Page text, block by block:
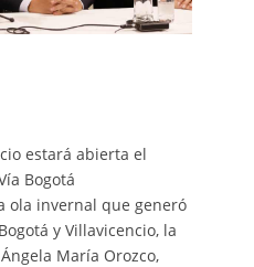
estará abierta el
Bogotá
ola invernal que generó
y Villavicencio, la
María Orozco,